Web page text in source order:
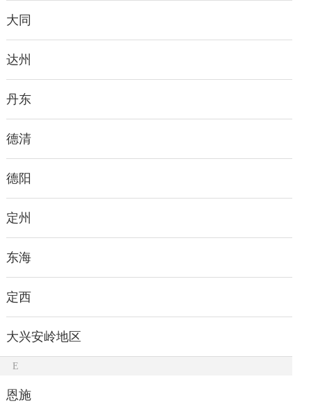
大同
达州
丹东
德清
德阳
定州
东海
定西
大兴安岭地区
E
恩施